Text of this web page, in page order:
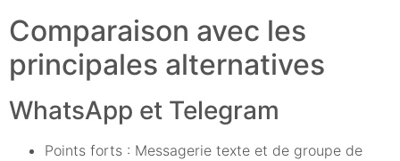
Comparaison avec les
principales alternatives
WhatsApp et Telegram
Points forts : Messagerie texte et de groupe de